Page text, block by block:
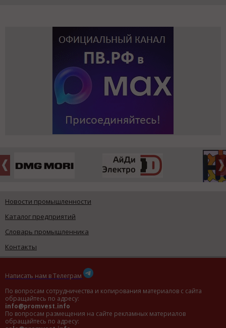
Новости промышленности
Каталог предприятий
Словарь промышленника
Контакты
Написать нам в Телеграм
По вопросам сотрудничества и копирования материалов с сайта
обращайтесь по адресу:
info@promvest.info
По вопросам размещения на сайте рекламных материалов
обращайтесь по адресу: